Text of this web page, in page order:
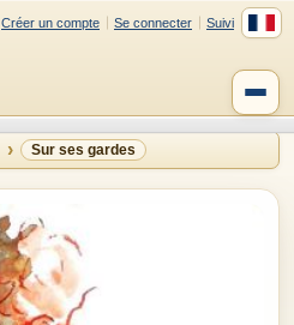
Créer un compte Se connecter Suivi
Sur ses gardes